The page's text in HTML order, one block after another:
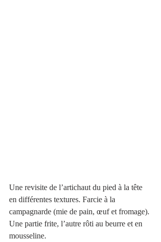
Une revisite de l’artichaut du pied à la tête
en différentes textures. Farcie à la
campagnarde (mie de pain, œuf et fromage).
Une partie frite, l’autre rôti au beurre et en
mousseline.